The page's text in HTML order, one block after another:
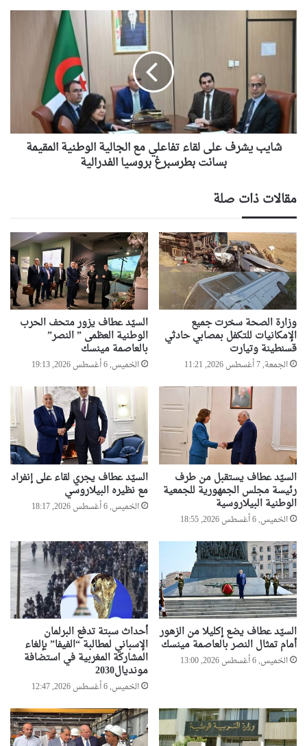
شايب
على
مع
الجالية
الوطنية
المقيمة
بسانت
الفدرالية
شايب يشرف على لقاء تفاعلي مع الجالية الوطنية المقيمة
بسانت بطرسبرغ بروسيا الفدرالية
مقالات ذات صلة
وزارة الصحة سخرت جميع
الإمكانيات للتكفل بمصابي حادثي
قسنطينة وتيارت
الجمعة, 7 أغسطس 2026, 11:21
السيّد عطاف يزور متحف الحرب
الوطنية العظمى ” النصر”
بالعاصمة مينسك
الخميس, 6 أغسطس 2026, 19:13
السيّد عطاف يستقبل من طرف
رئيسة مجلس الجمهورية للجمعية
الوطنية البيلاروسية
الخميس, 6 أغسطس 2026, 18:55
السيّد عطاف يجري لقاء على إنفراد
مع نظيره البيلاروسي
الخميس, 6 أغسطس 2026, 18:17
السيّد عطاف يضع إكليلا من الزهور
أمام تمثال النصر بالعاصمة مينسك
الخميس, 6 أغسطس 2026, 13:00
أحداث سبتة تدفع البرلمان
الإسباني لمطالبة “الفيفا” بإلغاء
المشاركة المغربية في استضافة
مونديال2030
الخميس, 6 أغسطس 2026, 12:47